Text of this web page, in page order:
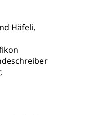
Häfeli,
Luzern)